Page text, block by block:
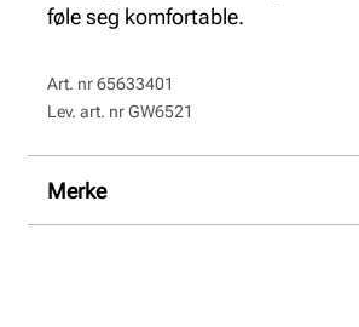
føle seg komfortable.
Art. nr65633401
Lev. art. nrGW6521
Merke